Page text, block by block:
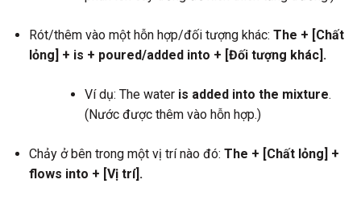
Rót/thêm vào một hỗn hợp/đối tượng khác: The + [Chất
lỏng] + is + poured/added into + [Đối tượng khác].
Ví dụ: The water is added into the mixture.
(Nước được thêm vào hỗn hợp.)
Chảy ở bên trong một vị trí nào đó: The + [Chất lỏng] +
flows into + [Vị trí].